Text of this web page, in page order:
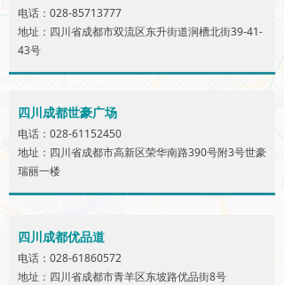
电话：028-85713777
地址：四川省成都市双流区东升街道涧槽北街39-41-
43号
四川成都世豪广场
电话：028-61152450
地址：四川省成都市高新区荣华南路390号附3号世豪
瑞丽一楼
四川成都优品道
电话：028-61860572
地址：四川省成都市青羊区东坡路优品街8号